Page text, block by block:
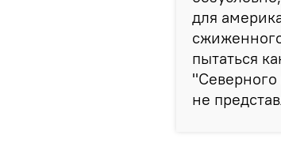
для
пытаться
не